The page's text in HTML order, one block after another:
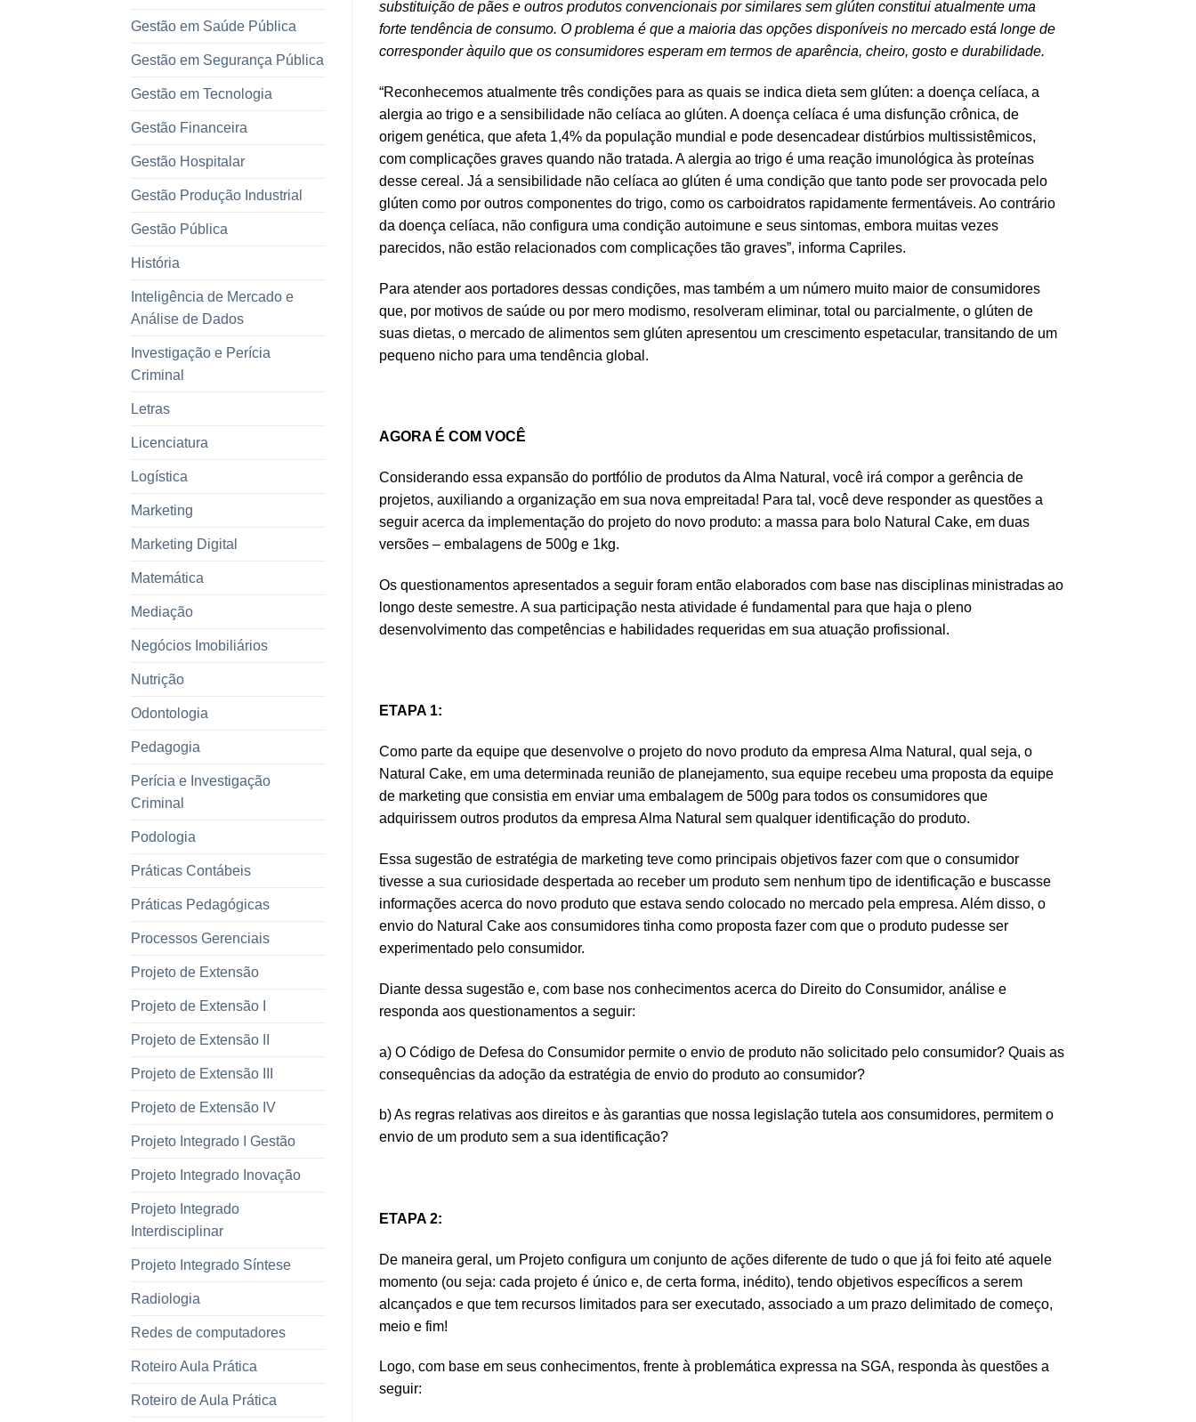
Gestão em Saúde Pública
Gestão em Segurança Pública
Gestão em Tecnologia
Gestão Financeira
Gestão Hospitalar
Gestão Produção Industrial
Gestão Pública
História
Inteligência de Mercado e
Análise de Dados
Investigação e Perícia
Criminal
Letras
Licenciatura
Logística
Marketing
Marketing Digital
Matemática
Mediação
Negócios Imobiliários
Nutrição
Odontologia
Pedagogia
Perícia e Investigação
Criminal
Podologia
Práticas Contábeis
Práticas Pedagógicas
Processos Gerenciais
Projeto de Extensão
Projeto de Extensão I
Projeto de Extensão II
Projeto de Extensão III
Projeto de Extensão IV
Projeto Integrado I Gestão
Projeto Integrado Inovação
Projeto Integrado
Interdisciplinar
Projeto Integrado Síntese
Radiologia
Redes de computadores
Roteiro Aula Prática
Roteiro de Aula Prática
substituição de pães e outros produtos convencionais por similares sem glúten constitui atualmente uma
forte tendência de consumo. O problema é que a maioria das opções disponíveis no mercado está longe de
corresponder àquilo que os consumidores esperam em termos de aparência, cheiro, gosto e durabilidade.
“Reconhecemos atualmente três condições para as quais se indica dieta sem glúten: a doença celíaca, a
alergia ao trigo e a sensibilidade não celíaca ao glúten. A doença celíaca é uma disfunção crônica, de
origem genética, que afeta 1,4% da população mundial e pode desencadear distúrbios multissistêmicos,
com complicações graves quando não tratada. A alergia ao trigo é uma reação imunológica às proteínas
desse cereal. Já a sensibilidade não celíaca ao glúten é uma condição que tanto pode ser provocada pelo
glúten como por outros componentes do trigo, como os carboidratos rapidamente fermentáveis. Ao contrário
da doença celíaca, não configura uma condição autoimune e seus sintomas, embora muitas vezes
parecidos, não estão relacionados com complicações tão graves”, informa Capriles.
Para atender aos portadores dessas condições, mas também a um número muito maior de consumidores
que, por motivos de saúde ou por mero modismo, resolveram eliminar, total ou parcialmente, o glúten de
suas dietas, o mercado de alimentos sem glúten apresentou um crescimento espetacular, transitando de um
pequeno nicho para uma tendência global.
AGORA É COM VOCÊ
Considerando essa expansão do portfólio de produtos da Alma Natural, você irá compor a gerência de
projetos, auxiliando a organização em sua nova empreitada! Para tal, você deve responder as questões a
seguir acerca da implementação do projeto do novo produto: a massa para bolo Natural Cake, em duas
versões – embalagens de 500g e 1kg.
Os questionamentos apresentados a seguir foram então elaborados com base nas disciplinas ministradas ao
longo deste semestre. A sua participação nesta atividade é fundamental para que haja o pleno
desenvolvimento das competências e habilidades requeridas em sua atuação profissional.
ETAPA 1:
Como parte da equipe que desenvolve o projeto do novo produto da empresa Alma Natural, qual seja, o
Natural Cake, em uma determinada reunião de planejamento, sua equipe recebeu uma proposta da equipe
de marketing que consistia em enviar uma embalagem de 500g para todos os consumidores que
adquirissem outros produtos da empresa Alma Natural sem qualquer identificação do produto.
Essa sugestão de estratégia de marketing teve como principais objetivos fazer com que o consumidor
tivesse a sua curiosidade despertada ao receber um produto sem nenhum tipo de identificação e buscasse
informações acerca do novo produto que estava sendo colocado no mercado pela empresa. Além disso, o
envio do Natural Cake aos consumidores tinha como proposta fazer com que o produto pudesse ser
experimentado pelo consumidor.
Diante dessa sugestão e, com base nos conhecimentos acerca do Direito do Consumidor, análise e
responda aos questionamentos a seguir:
a) O Código de Defesa do Consumidor permite o envio de produto não solicitado pelo consumidor? Quais as
consequências da adoção da estratégia de envio do produto ao consumidor?
b) As regras relativas aos direitos e às garantias que nossa legislação tutela aos consumidores, permitem o
envio de um produto sem a sua identificação?
ETAPA 2:
De maneira geral, um Projeto configura um conjunto de ações diferente de tudo o que já foi feito até aquele
momento (ou seja: cada projeto é único e, de certa forma, inédito), tendo objetivos específicos a serem
alcançados e que tem recursos limitados para ser executado, associado a um prazo delimitado de começo,
meio e fim!
Logo, com base em seus conhecimentos, frente à problemática expressa na SGA, responda às questões a
seguir: